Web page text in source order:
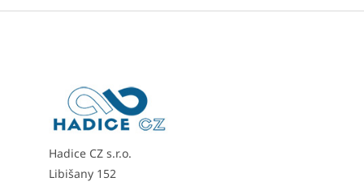
Z
Hadice CZ s.r.o.
Libišany 152